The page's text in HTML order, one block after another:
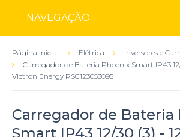
NAVEGAÇÃO
Página Inicial Elétrica
Inversores e
Carregador de Bateria Phoenix Smart IP43
Victron Energy PSC123053095
Carregador de Bateria
Smart IP43 12/30 (3) -